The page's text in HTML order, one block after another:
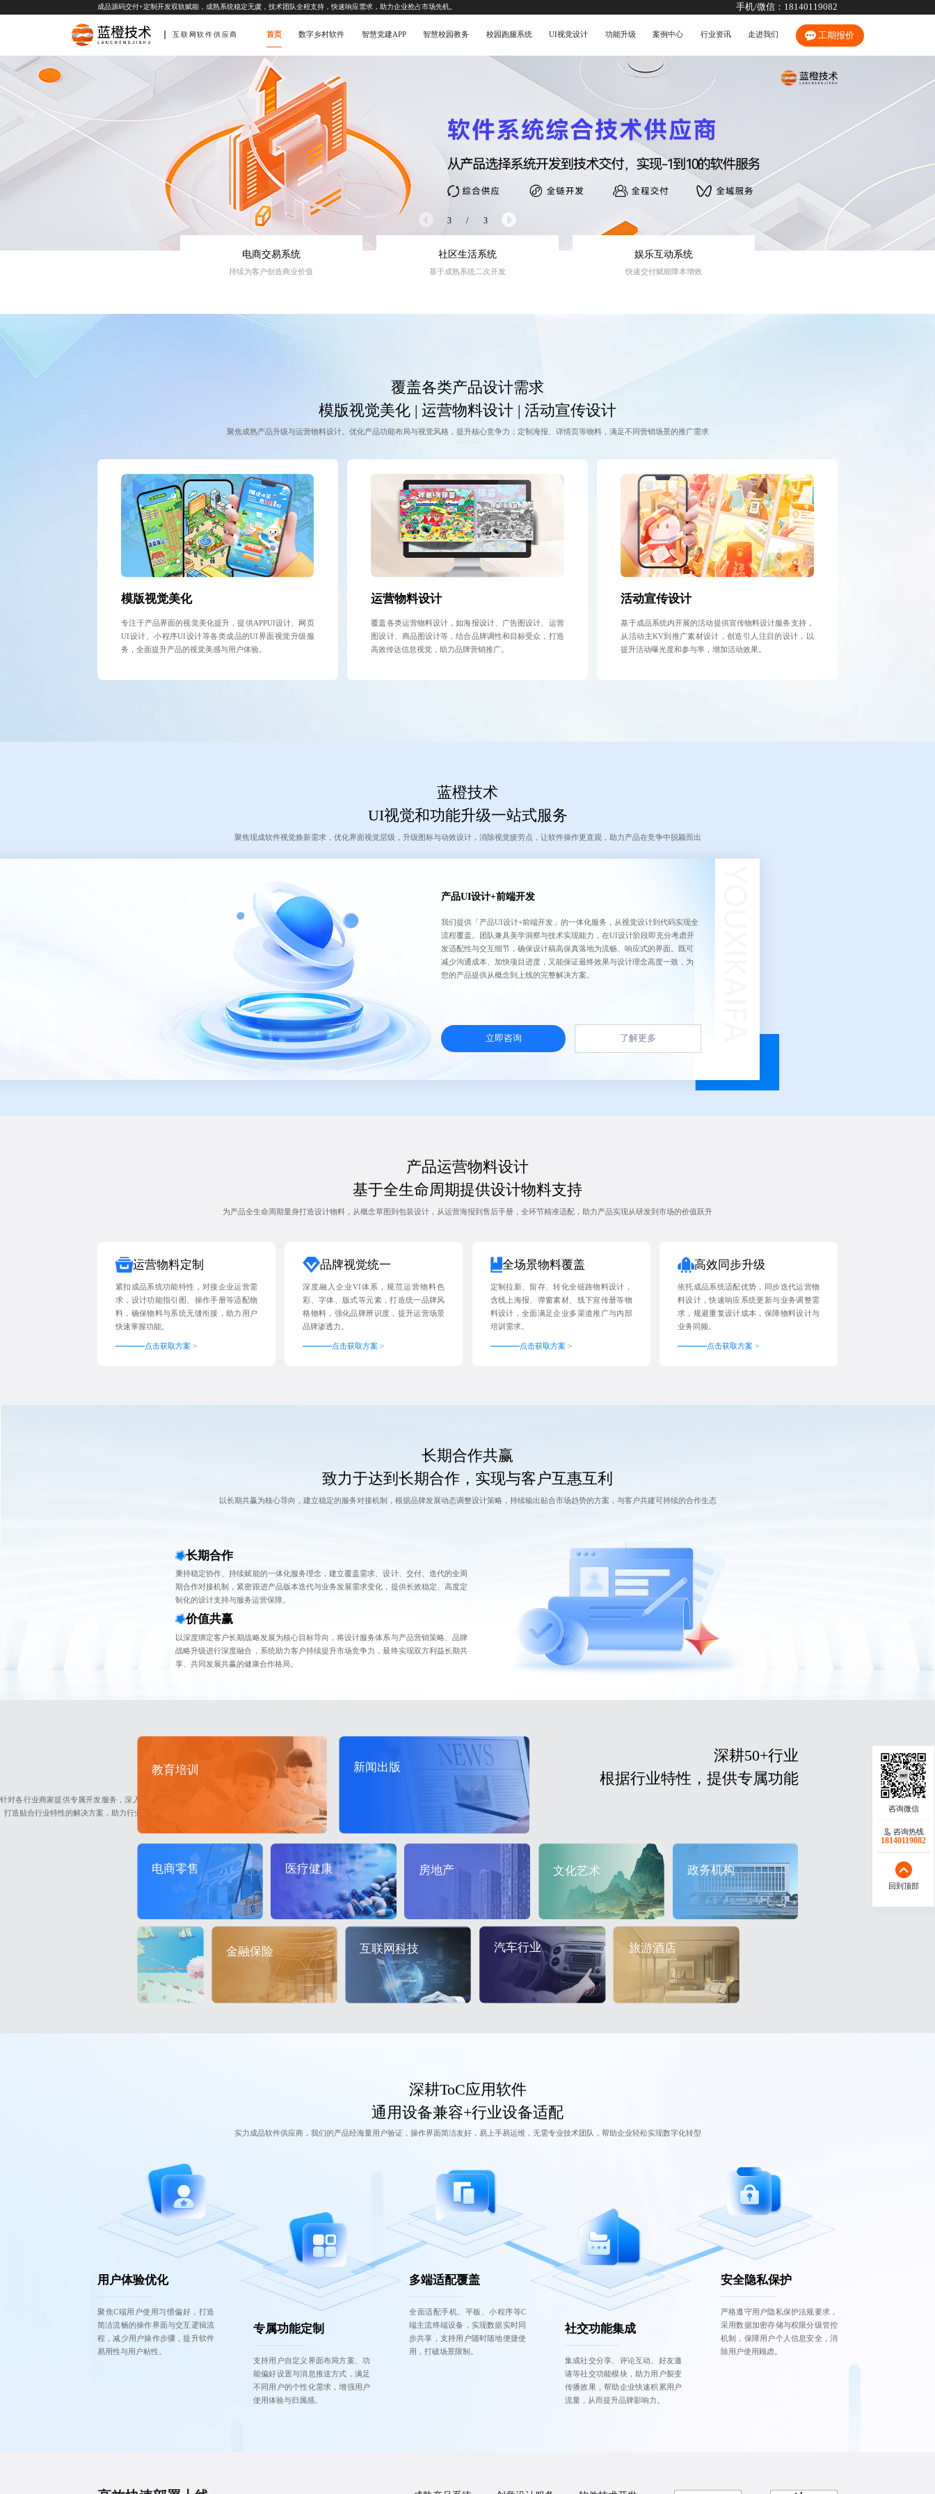
成品源码交付+定制开发双轨赋能，成熟系统稳定无虞，技术团队全程支持，快速响应需求，助力企业抢占市场先机。 手机/微信： 18140119082
互联网软件供应商 首页 数字乡村软件 智慧党建APP 智慧校园教务 校园跑腿系统 UI视觉设计 功能升级 案例中心 行业资讯 走进我们 工期报价
3 / 3
电商交易系统
持续为客户创造商业价值
社区生活系统
基于成熟系统二次开发
娱乐互动系统
快速交付赋能降本增效
覆盖各类产品设计需求
模版视觉美化 | 运营物料设计 | 活动宣传设计
聚焦成熟产品升级与运营物料设计。优化产品功能布局与视觉风格，提升核心竞争力；定制海报、详情页等物料，满足不同营销场景的推广需求
模版视觉美化
专注于产品界面的视觉美化提升，提供APPUI设计、网页
UI设计、小程序UI设计等各类成品的UI界面视觉升级服
务，全面提升产品的视觉美感与用户体验。
运营物料设计
覆盖各类运营物料设计，如海报设计、广告图设计、运营
图设计、商品图设计等，结合品牌调性和目标受众，打造
高效传达信息视觉，助力品牌营销推广。
活动宣传设计
基于成品系统内开展的活动提供宣传物料设计服务支持，
从活动主KV到推广素材设计，创造引人注目的设计，以
提升活动曝光度和参与率，增加活动效果。
蓝橙技术
UI视觉和功能升级一站式服务
聚焦现成软件视觉焕新需求，优化界面视觉层级，升级图标与动效设计，消除视觉疲劳点，让软件操作更直观，助力产品在竞争中脱颖而出
产品UI设计+前端开发
我们提供「产品UI设计+前端开发」的一体化服务，从视觉设计到代码实现全
流程覆盖。团队兼具美学洞察与技术实现能力，在UI设计阶段即充分考虑开
发适配性与交互细节，确保设计稿高保真落地为流畅、响应式的界面。既可
减少沟通成本、加快项目进度，又能保证最终效果与设计理念高度一致，为
您的产品提供从概念到上线的完整解决方案。
立即咨询 了解更多
产品运营物料设计
基于全生命周期提供设计物料支持
为产品全生命周期量身打造设计物料，从概念草图到包装设计，从运营海报到售后手册，全环节精准适配，助力产品实现从研发到市场的价值跃升
运营物料定制
紧扣成品系统功能特性，对接企业运营需
求，设计功能指引图、操作手册等适配物
料，确保物料与系统无缝衔接，助力用户
快速掌握功能。
点击获取方案 >
品牌视觉统一
深度融入企业VI体系，规范运营物料色
彩、字体、版式等元素，打造统一品牌风
格物料，强化品牌辨识度，提升运营场景
品牌渗透力。
点击获取方案 >
全场景物料覆盖
定制拉新、留存、转化全链路物料设计，
含线上海报、弹窗素材、线下宣传册等物
料设计，全面满足企业多渠道推广与内部
培训需求。
点击获取方案 >
高效同步升级
依托成品系统适配优势，同步迭代运营物
料设计，快速响应系统更新与业务调整需
求，规避重复设计成本，保障物料设计与
业务同频。
点击获取方案 >
长期合作共赢
致力于达到长期合作，实现与客户互惠互利
以长期共赢为核心导向，建立稳定的服务对接机制，根据品牌发展动态调整设计策略，持续输出贴合市场趋势的方案，与客户共建可持续的合作生态
长期合作
秉持稳定协作、持续赋能的一体化服务理念，建立覆盖需求、设计、交付、迭代的全周
期合作对接机制，紧密跟进产品版本迭代与业务发展需求变化，提供长效稳定、高度定
制化的设计支持与服务运营保障。
价值共赢
以深度绑定客户长期战略发展为核心目标导向，将设计服务体系与产品营销策略、品牌
战略升级进行深度融合，系统助力客户持续提升市场竞争力，最终实现双方利益长期共
享、共同发展共赢的健康合作格局。
深耕50+行业
根据行业特性，提供专属功能
针对各行业商家提供专属开发服务，深入挖掘行业业务痛点与发展趋势，
打造贴合行业特性的解决方案，助力行业客户实现数字化转型与高效运营
教育培训
金融保险
电商零售
互联网科技
新闻出版
房地产
汽车行业 旅游酒店
文化艺术 政务机构
医疗健康
深耕ToC应用软件
通用设备兼容+行业设备适配
实力成品软件供应商，我们的产品经海量用户验证，操作界面简洁友好，易上手易运维，无需专业技术团队，帮助企业轻松实现数字化转型
用户体验优化
聚焦C端用户使用习惯偏好，打造
简洁流畅的操作界面与交互逻辑流
程，减少用户操作步骤，提升软件
易用性与用户粘性。
专属功能定制
支持用户自定义界面布局方案、功
能偏好设置与消息推送方式，满足
不同用户的个性化需求，增强用户
使用体验与归属感。
多端适配覆盖
全面适配手机、平板、小程序等C
端主流终端设备，实现数据实时同
步共享，支持用户随时随地便捷使
用，打破场景限制。
社交功能集成
集成社交分享、评论互动、好友邀
请等社交功能模块，助力用户裂变
传播效果，帮助企业快速积累用户
流量，从而提升品牌影响力。
安全隐私保护
严格遵守用户隐私保护法规要求，
采用数据加密存储与权限分级管控
机制，保障用户个人信息安全，消
除用户使用顾虑。
咨询热线
18140119082
回到顶部